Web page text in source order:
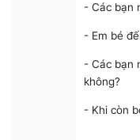
- Các bạn
- Em bé
- Các bạn
không?
- Khi còn